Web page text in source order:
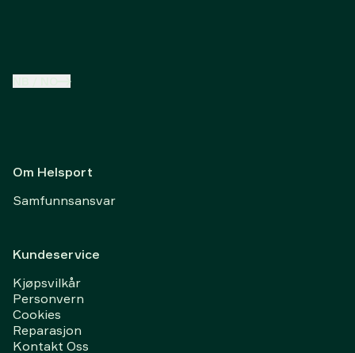
Om Helsport
Samfunnsansvar
Kundeservice
Kjøpsvilkår
Personvern
Cookies
Reparasjon
Kontakt Oss